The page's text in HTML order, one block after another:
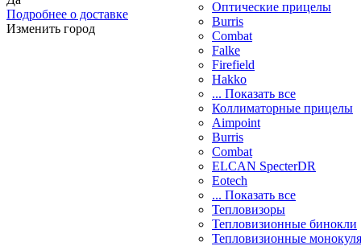
Подробнее о доставке
Изменить город
Оптические прицелы
Burris
Combat
Falke
Firefield
Hakko
... Показать все
Коллиматорные прицелы
Aimpoint
Burris
Combat
ELCAN SpecterDR
Eotech
... Показать все
Тепловизоры
Тепловизионные бинокли
Тепловизионные